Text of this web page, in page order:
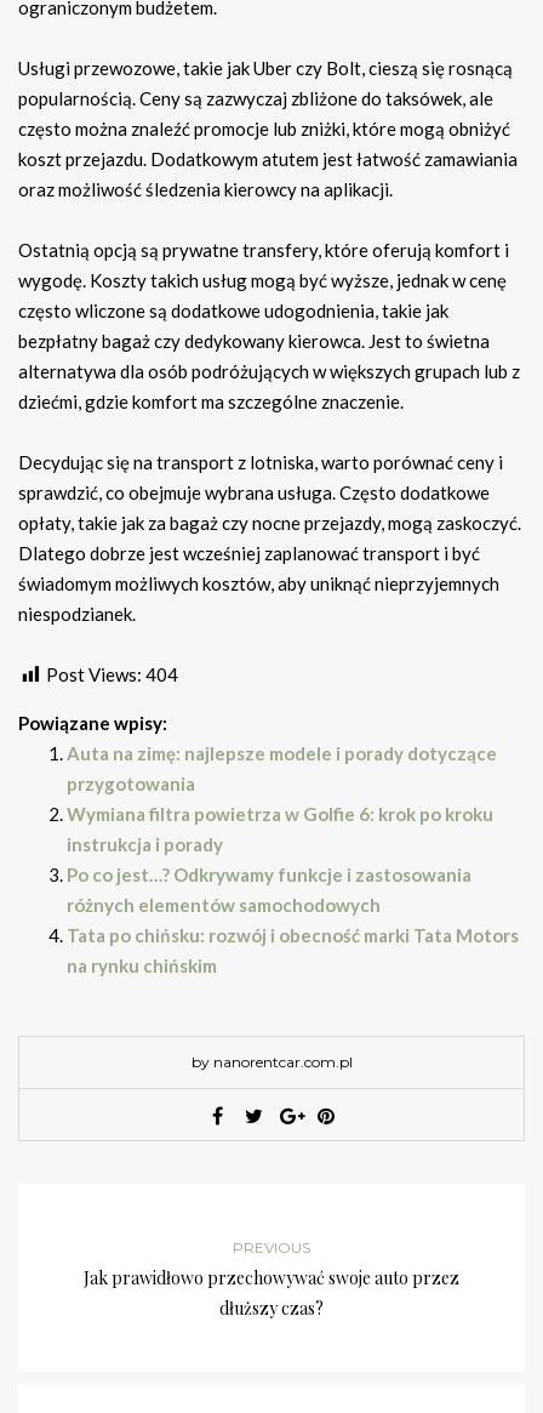
ograniczonym budżetem.
Usługi przewozowe, takie jak Uber czy Bolt, cieszą się rosnącą
popularnością. Ceny są zazwyczaj zbliżone do taksówek, ale
często można znaleźć promocje lub zniżki, które mogą obniżyć
koszt przejazdu. Dodatkowym atutem jest łatwość zamawiania
oraz możliwość śledzenia kierowcy na aplikacji.
Ostatnią opcją są prywatne transfery, które oferują komfort i
wygodę. Koszty takich usług mogą być wyższe, jednak w cenę
często wliczone są dodatkowe udogodnienia, takie jak
bezpłatny bagaż czy dedykowany kierowca. Jest to świetna
alternatywa dla osób podróżujących w większych grupach lub z
dziećmi, gdzie komfort ma szczególne znaczenie.
Decydując się na transport z lotniska, warto porównać ceny i
sprawdzić, co obejmuje wybrana usługa. Często dodatkowe
opłaty, takie jak za bagaż czy nocne przejazdy, mogą zaskoczyć.
Dlatego dobrze jest wcześniej zaplanować transport i być
świadomym możliwych kosztów, aby uniknąć nieprzyjemnych
niespodzianek.
Post Views: 404
Powiązane wpisy:
Auta na zimę: najlepsze modele i porady dotyczące
przygotowania
Wymiana filtra powietrza w Golfie 6: krok po kroku
instrukcja i porady
Po co jest…? Odkrywamy funkcje i zastosowania
różnych elementów samochodowych
Tata po chińsku: rozwój i obecność marki Tata Motors
na rynku chińskim
by nanorentcar.com.pl
PREVIOUS
Jak prawidłowo przechowywać swoje auto przez
dłuższy czas?